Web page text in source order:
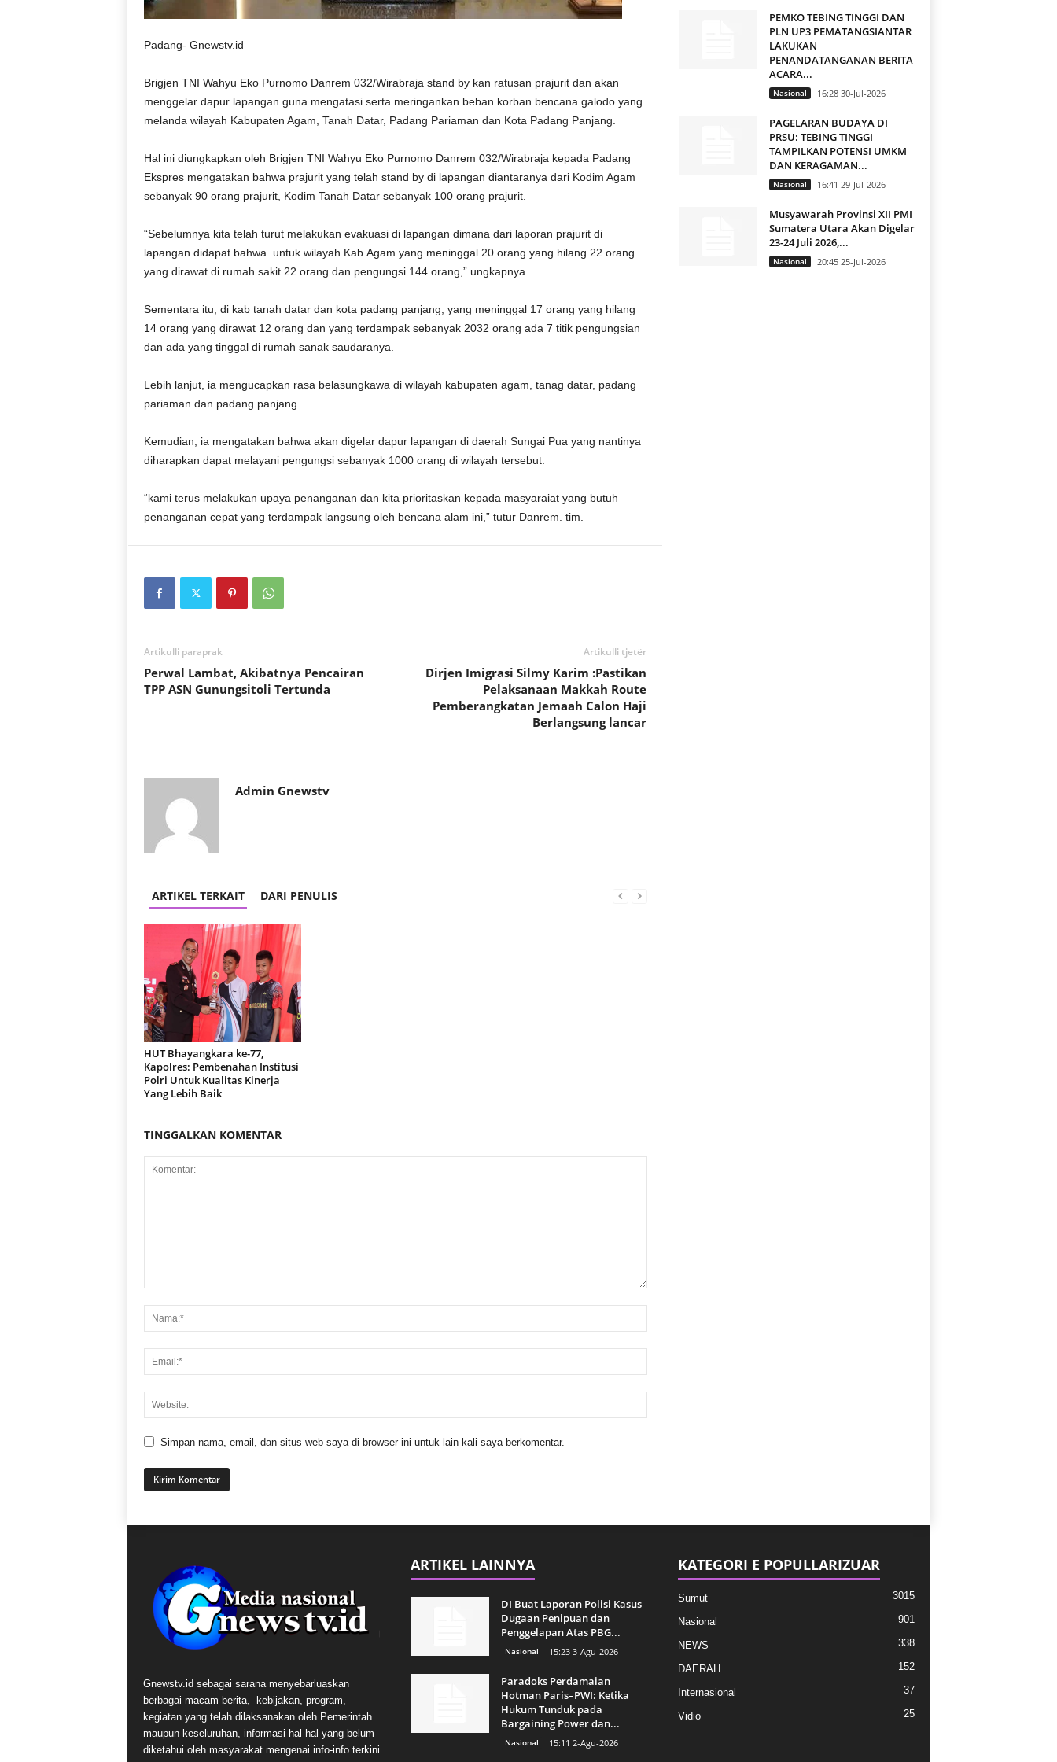
Padang- Gnewstv.id
Brigjen TNI Wahyu Eko Purnomo Danrem 032/Wirabraja stand by kan ratusan prajurit dan akan
menggelar dapur lapangan guna mengatasi serta meringankan beban korban bencana galodo yang
melanda wilayah Kabupaten Agam, Tanah Datar, Padang Pariaman dan Kota Padang Panjang.
Hal ini diungkapkan oleh Brigjen TNI Wahyu Eko Purnomo Danrem 032/Wirabraja kepada Padang
Ekspres mengatakan bahwa prajurit yang telah stand by di lapangan diantaranya dari Kodim Agam
sebanyak 90 orang prajurit, Kodim Tanah Datar sebanyak 100 orang prajurit.
“Sebelumnya kita telah turut melakukan evakuasi di lapangan dimana dari laporan prajurit di
lapangan didapat bahwa untuk wilayah Kab.Agam yang meninggal 20 orang yang hilang 22 orang
yang dirawat di rumah sakit 22 orang dan pengungsi 144 orang,” ungkapnya.
Sementara itu, di kab tanah datar dan kota padang panjang, yang meninggal 17 orang yang hilang
14 orang yang dirawat 12 orang dan yang terdampak sebanyak 2032 orang ada 7 titik pengungsian
dan ada yang tinggal di rumah sanak saudaranya.
Lebih lanjut, ia mengucapkan rasa belasungkawa di wilayah kabupaten agam, tanag datar, padang
pariaman dan padang panjang.
Kemudian, ia mengatakan bahwa akan digelar dapur lapangan di daerah Sungai Pua yang nantinya
diharapkan dapat melayani pengungsi sebanyak 1000 orang di wilayah tersebut.
“kami terus melakukan upaya penanganan dan kita prioritaskan kepada masyaraiat yang butuh
penanganan cepat yang terdampak langsung oleh bencana alam ini,” tutur Danrem. tim.
Artikulli paraprak
Perwal Lambat, Akibatnya Pencairan
TPP ASN Gunungsitoli Tertunda
Artikulli tjetër
Dirjen Imigrasi Silmy Karim :Pastikan
Pelaksanaan Makkah Route
Pemberangkatan Jemaah Calon Haji
Berlangsung lancar
Admin Gnewstv
ARTIKEL TERKAIT DARI PENULIS
HUT Bhayangkara ke-77,
Kapolres: Pembenahan Institusi
Polri Untuk Kualitas Kinerja
Yang Lebih Baik
TINGGALKAN KOMENTAR
Simpan nama, email, dan situs web saya di browser ini untuk lain kali saya berkomentar.
PEMKO TEBING TINGGI DAN
PLN UP3 PEMATANGSIANTAR
LAKUKAN
PENANDATANGANAN BERITA
ACARA...
Nasional 16:28 30-Jul-2026
PAGELARAN BUDAYA DI
PRSU: TEBING TINGGI
TAMPILKAN POTENSI UMKM
DAN KERAGAMAN...
Nasional 16:41 29-Jul-2026
Musyawarah Provinsi XII PMI
Sumatera Utara Akan Digelar
23-24 Juli 2026,...
Nasional 20:45 25-Jul-2026
Gnewstv.id sebagai sarana menyebarluaskan
berbagai macam berita, kebijakan, program,
kegiatan yang telah dilaksanakan oleh Pemerintah
maupun keseluruhan, informasi hal-hal yang belum
diketahui oleh masyarakat mengenai info-info terkini
ARTIKEL LAINNYA
DI Buat Laporan Polisi Kasus
Dugaan Penipuan dan
Penggelapan Atas PBG...
Nasional 15:23 3-Agu-2026
Paradoks Perdamaian
Hotman Paris–PWI: Ketika
Hukum Tunduk pada
Bargaining Power dan...
Nasional 15:11 2-Agu-2026
KATEGORI E POPULLARIZUAR
Sumut 3015
Nasional 901
NEWS 338
DAERAH 152
Internasional 37
Vidio 25